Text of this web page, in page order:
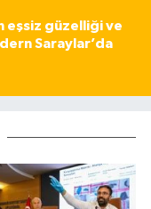
eşsiz güzelliği ve
Saraylar’da